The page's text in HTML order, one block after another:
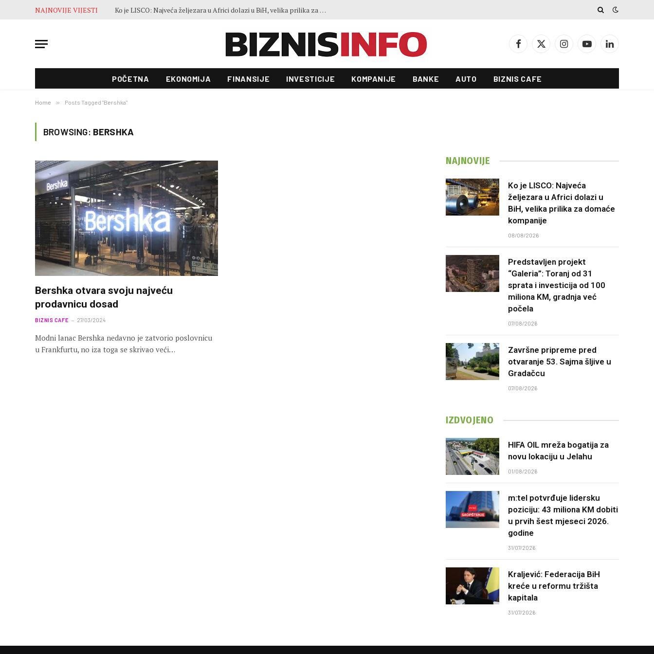
NAJNOVIJE VIJESTI Ko je LISCO: Najveća željezara u Africi dolazi u BiH, velika prilika za domaće kompanije
Facebook
X
InstagramYouTubeLinkedIn
POČETNA EKONOMIJA FINANSIJE INVESTICIJE KOMPANIJE BANKE AUTO BIZNIS CAFE
Home » Posts Tagged "Bershka"
BROWSING: BERSHKA
Bershka otvara svoju najveću
prodavnicu dosad
BIZNIS CAFE 27/03/2024
Modni lanac Bershka nedavno je zatvorio poslovnicu
u Frankfurtu, no iza toga se skrivao veći…
NAJNOVIJE
Ko je LISCO: Najveća
željezara u Africi dolazi u
BiH, velika prilika za domaće
kompanije
08/08/2026
Predstavljen projekt
“Galeria”: Toranj od 31
sprata i investicija od 100
miliona KM, gradnja već
počela
07/08/2026
Završne pripreme pred
otvaranje 53. Sajma šljive u
Gradačcu
07/08/2026
IZDVOJENO
HIFA OIL mreža bogatija za
novu lokaciju u Jelahu
01/08/2026
m:tel potvrđuje lidersku
poziciju: 43 miliona KM dobiti
u prvih šest mjeseci 2026.
godine
31/07/2026
Kraljević: Federacija BiH
kreće u reformu tržišta
kapitala
31/07/2026